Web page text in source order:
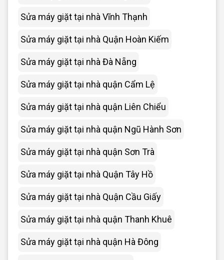
Sửa máy giặt tại nhà Vĩnh Thạnh
Sửa máy giặt tại nhà Quận Hoàn Kiếm
Sửa máy giặt tại nhà Đà Nẵng
Sửa máy giặt tại nhà quận Cẩm Lệ
Sửa máy giặt tại nhà quận Liên Chiểu
Sửa máy giặt tại nhà quận Ngũ Hành Sơn
Sửa máy giặt tại nhà quận Sơn Trà
Sửa máy giặt tại nhà Quận Tây Hồ
Sửa máy giặt tại nhà Quận Cầu Giấy
Sửa máy giặt tại nhà quận Thanh Khuê
Sửa máy giặt tại nhà quận Hà Đông